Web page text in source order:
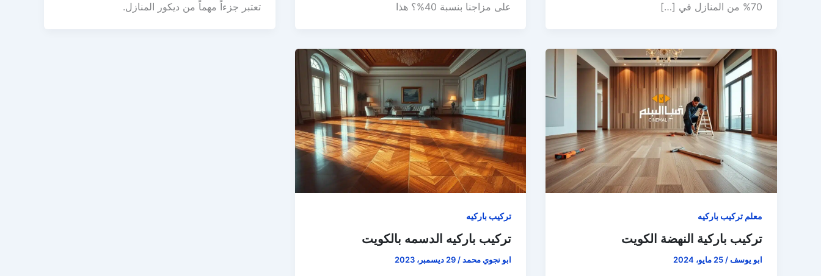
70% من المنازل في […]
على مزاجنا بنسبة 40%؟ هذا
تعتبر جزءاً مهماً من ديكور المنازل.
معلم تركيب باركيه
تركيب باركية النهضة الكويت
ابو يوسف/25 مايو، 2024
تركيب باركيه
تركيب باركيه الدسمه بالكويت
ابو نجوي محمد/29 ديسمبر، 2023